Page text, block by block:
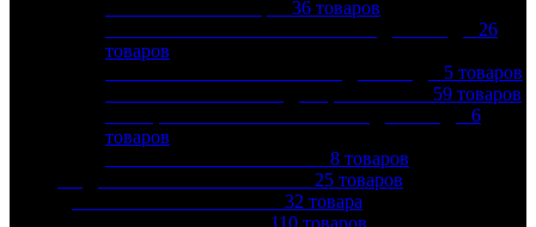
36 товаров
26
товаров
5 товаров
59 товаров
6
товаров
8 товаров
25 товаров
32 товара
110 товаров